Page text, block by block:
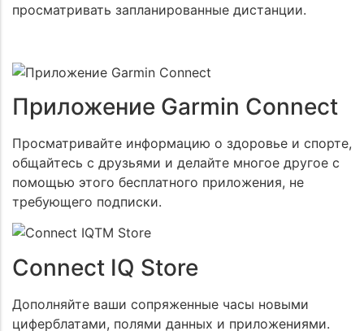
просматривать запланированные дистанции.
Приложение Garmin Connect
Просматривайте информацию о здоровье и спорте,
общайтесь с друзьями и делайте многое другое с
помощью этого бесплатного приложения, не
требующего подписки.
Connect IQ Store
Дополняйте ваши сопряженные часы новыми
циферблатами, полями данных и приложениями.